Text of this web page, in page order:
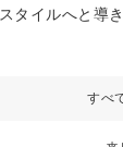
イルへと導
すべ